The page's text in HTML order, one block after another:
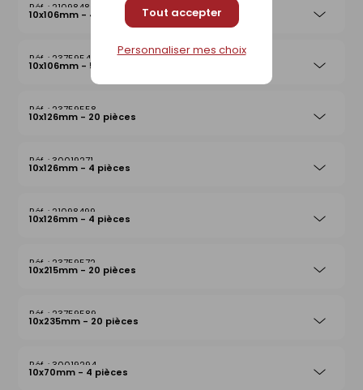
Tout accepter
Personnaliser mes choix
21098482
10x106mm - 4 pièces
23759541
10x106mm - 50 pièces
23759558
10x126mm - 20 pièces
30019271
10x126mm - 4 pièces
21098499
10x126mm - 4 pièces
23759572
10x215mm - 20 pièces
23759589
10x235mm - 20 pièces
30019294
10x70mm - 4 pièces